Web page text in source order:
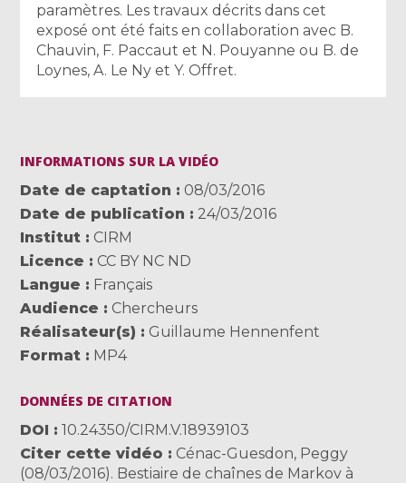
paramètres. Les travaux décrits dans cet
exposé ont été faits en collaboration avec B.
Chauvin, F. Paccaut et N. Pouyanne ou B. de
Loynes, A. Le Ny et Y. Offret.
INFORMATIONS SUR LA VIDÉO
Date de captation
08/03/2016
Date de publication
24/03/2016
Institut
CIRM
Licence
CC BY NC ND
Langue
Français
Audience
Chercheurs
Réalisateur(s)
Guillaume Hennenfent
Format
MP4
DONNÉES DE CITATION
DOI
10.24350/CIRM.V.18939103
Citer cette vidéo
Cénac-Guesdon, Peggy
(08/03/2016). Bestiaire de chaînes de Markov à